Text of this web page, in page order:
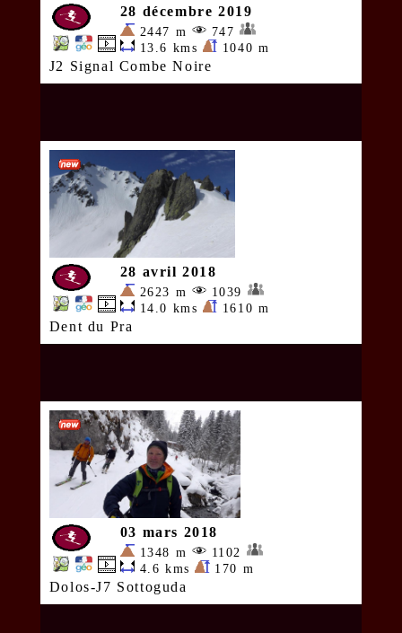
28 décembre 2019
2447 m
747
13.6 kms
1040 m
J2 Signal Combe Noire
28 avril 2018
2623 m
1039
14.0 kms
1610 m
Dent du Pra
03 mars 2018
1348 m
1102
4.6 kms
170 m
Dolos-J7 Sottoguda